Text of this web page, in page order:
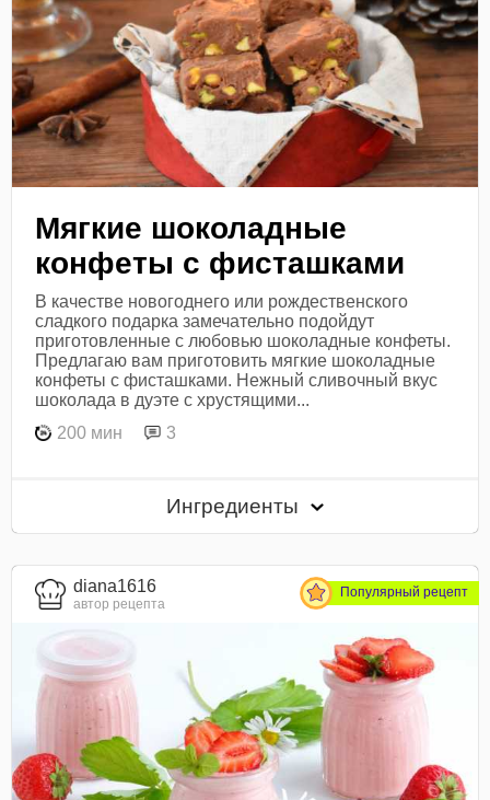
Мягкие шоколадные
конфеты с фисташками
В качестве новогоднего или рождественского
сладкого подарка замечательно подойдут
приготовленные с любовью шоколадные конфеты.
Предлагаю вам приготовить мягкие шоколадные
конфеты с фисташками. Нежный сливочный вкус
шоколада в дуэте с хрустящими...
200 мин
3
Ингредиенты
diana1616
автор рецепта
Популярный рецепт